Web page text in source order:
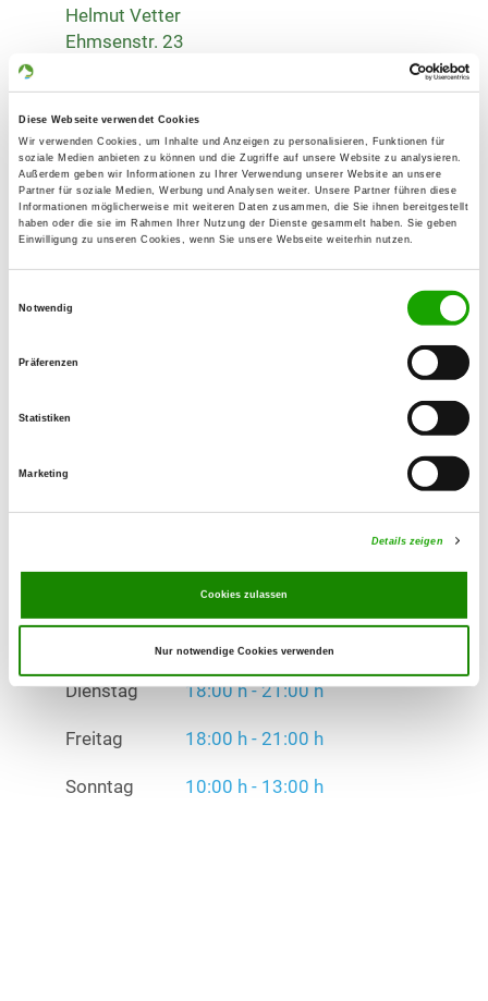
Diese Webseite verwendet Cookies
Wir verwenden Cookies, um Inhalte und Anzeigen zu personalisieren, Funktionen für
soziale Medien anbieten zu können und die Zugriffe auf unsere Website zu analysieren.
Außerdem geben wir Informationen zu Ihrer Verwendung unserer Website an unsere
Partner für soziale Medien, Werbung und Analysen weiter. Unsere Partner führen diese
Informationen möglicherweise mit weiteren Daten zusammen, die Sie ihnen bereitgestellt
haben oder die sie im Rahmen Ihrer Nutzung der Dienste gesammelt haben. Sie geben
Einwilligung zu unseren Cookies, wenn Sie unsere Webseite weiterhin nutzen.
Notwendig
Präferenzen
Statistiken
Marketing
Details zeigen
Cookies zulassen
Nur notwendige Cookies verwenden
Helmut Vetter
Ehmsenstr. 23
Dickmannsweg 1 B
45884 Gelsenkirchen
Numero di telefono:
0201 504454
Handy:
Wolfgangbvb@outlook.com
Angebot:
Freitag 18:00 h - 21:00 h
Sonntag 10:00 h - 13:00 h
Übungszeiten im Winter:
Dienstag 18:00 h - 21:00 h
Freitag 18:00 h - 21:00 h
Sonntag 10:00 h - 13:00 h